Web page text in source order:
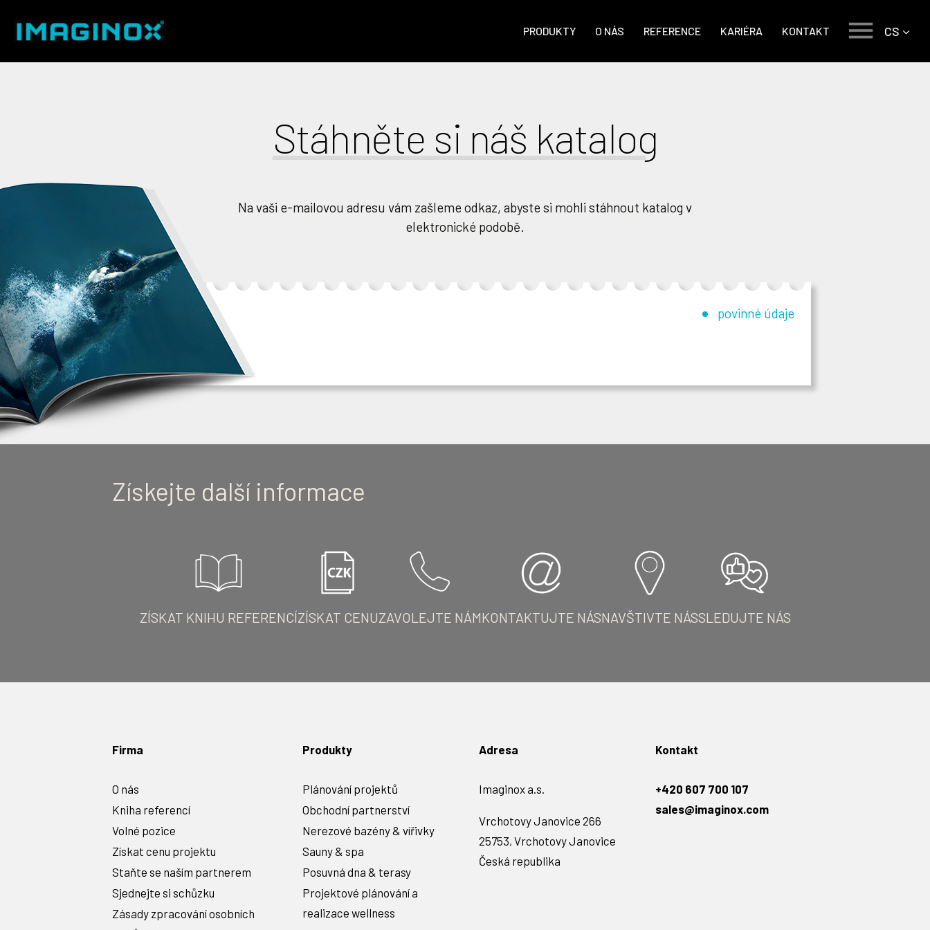
PRODUKTY O NÁS REFERENCE KARIÉRA KONTAKT CS
Stáhněte si náš katalog
Na vaši e-mailovou adresu vám zašleme odkaz, abyste si mohli stáhnout katalog v
elektronické podobě.
povinné údaje
Získejte další informace
ZÍSKAT KNIHU REFERENCÍZÍSKAT CENUZAVOLEJTE NÁMKONTAKTUJTE NÁSNAVŠTIVTE NÁSSLEDUJTE NÁS
Firma
O nás
Kniha referencí
Volné pozice
Získat cenu projektu
Staňte se naším partnerem
Sjednejte si schůzku
Zásady zpracování osobních
Produkty
Plánování projektů
Obchodní partnerství
Nerezové bazény & vířivky
Sauny & spa
Posuvná dna & terasy
Projektové plánování a
realizace wellness
Adresa
Imaginox a.s.
Vrchotovy Janovice 266
25753, Vrchotovy Janovice
Česká republika
Kontakt
+420 607 700 107
sales@imaginox.com